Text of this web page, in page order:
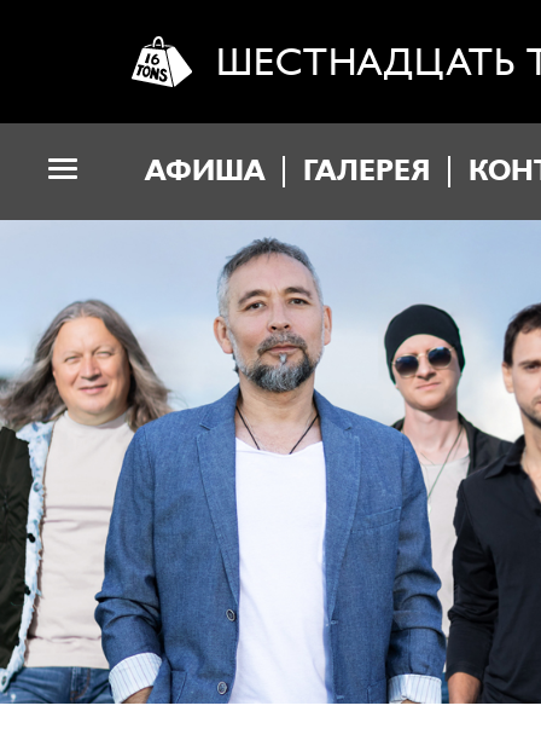
ШЕСТНАДЦАТЬ
АФИША ГАЛЕРЕЯ